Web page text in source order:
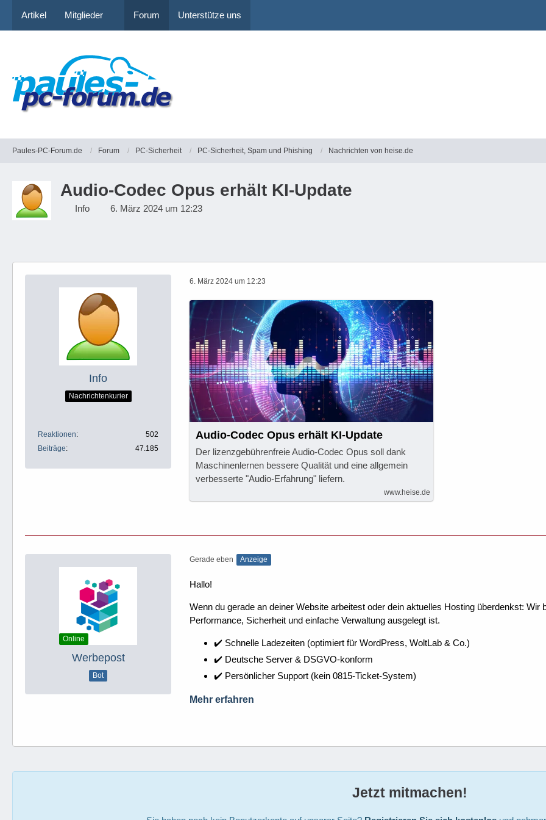
Artikel Mitglieder Forum Unterstütze uns
Paules-PC-Forum.de Forum PC-Sicherheit PC-Sicherheit, Spam und Phishing Nachrichten von heise.de
Audio-Codec Opus erhält KI-Update
Info 6. März 2024 um 12:23
Info
Nachrichtenkurier
Reaktionen
502
Beiträge
47.185
6. März 2024 um 12:23
Audio-Codec Opus erhält KI-Update
Der lizenzgebührenfreie Audio-Codec Opus soll dank
Maschinenlernen bessere Qualität und eine allgemein
verbesserte "Audio-Erfahrung" liefern.
www.heise.de
Online
Werbepost
Bot
Gerade eben Anzeige
Hallo!
Wenn du gerade an deiner Website arbeitest oder dein aktuelles Hosting überdenkst:
Performance, Sicherheit und einfache Verwaltung ausgelegt ist.
✔️ Schnelle Ladezeiten (optimiert für WordPress, WoltLab & Co.)
✔️ Deutsche Server & DSGVO-konform
✔️ Persönlicher Support (kein 0815-Ticket-System)
Mehr erfahren
Jetzt mitmachen!